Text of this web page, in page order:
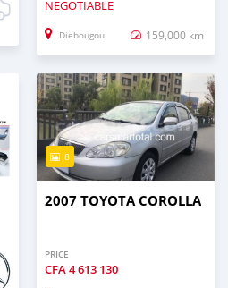
NEGOTIABLE
Diebougou 159,000 km
8
2007 TOYOTA COROLLA
PRICE
CFA4 613 130